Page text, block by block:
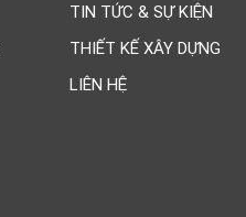
TIN TỨC & SỰ KIỆN
THIẾT KẾ XÂY DỰNG
LIÊN HỆ